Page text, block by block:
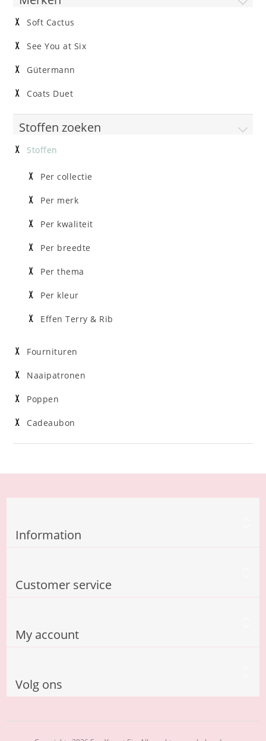
Soft Cactus
See You at Six
Gütermann
Coats Duet
Stoffen zoeken
Stoffen
Per collectie
Per merk
Per kwaliteit
Per breedte
Per thema
Per kleur
Effen Terry & Rib
Fournituren
Naaipatronen
Poppen
Cadeaubon
Information
Customer service
My account
Volg ons